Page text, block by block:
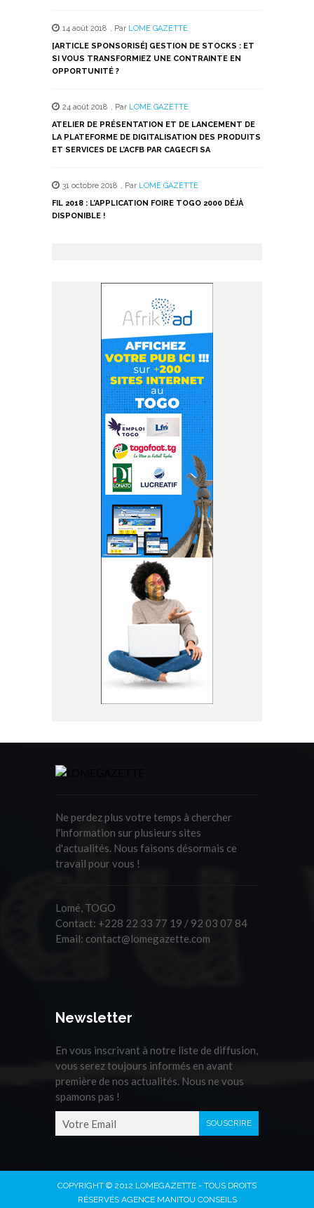
14 août 2018 , Par LOME GAZETTE
[ARTICLE SPONSORISÉ] GESTION DE STOCKS : ET
SI VOUS TRANSFORMIEZ UNE CONTRAINTE EN
OPPORTUNITÉ ?
24 août 2018 , Par LOME GAZETTE
ATELIER DE PRÉSENTATION ET DE LANCEMENT DE
LA PLATEFORME DE DIGITALISATION DES PRODUITS
ET SERVICES DE L’ACFB PAR CAGECFI SA
31 octobre 2018 , Par LOME GAZETTE
FIL 2018 : L’APPLICATION FOIRE TOGO 2000 DÉJÀ
DISPONIBLE !
Ne perdez plus votre temps à chercher
l'information sur plusieurs sites
d'actualités. Nous faisons désormais ce
travail pour vous !
Lomé, TOGO
Contact: +228 22 33 77 19 / 92 03 07 84
Email: contact@lomegazette.com
Newsletter
En vous inscrivant à notre liste de diffusion,
vous serez toujours informés en avant
première de nos actualités. Nous ne vous
spamons pas !
COPYRIGHT © 2012 LOMEGAZETTE - TOUS DROITS
RÉSERVÉS AGENCE MANITOU CONSEILS